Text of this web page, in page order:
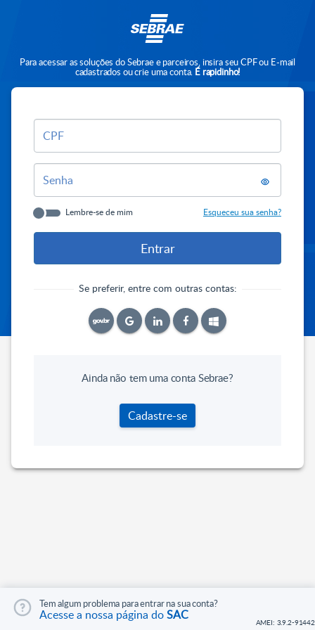
Para acessar as soluções do Sebrae e parceiros, insira seu CPF ou E-mail
cadastrados ou crie uma conta. É rapidinho!
CPF
Senha
Lembre-se de mim Esqueceu sua senha?
Se preferir, entre com outras contas:
Tem algum problema para entrar na sua conta?
Acesse a nossa página doSAC
Ainda não tem uma conta Sebrae?
Cadastre-se
AMEI: 3.9.2-91442